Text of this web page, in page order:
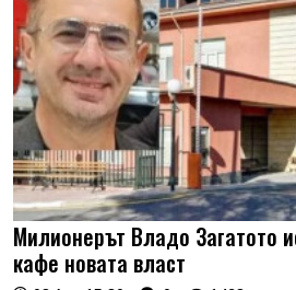
Милионерът Владо Загатото
кафе новата власт